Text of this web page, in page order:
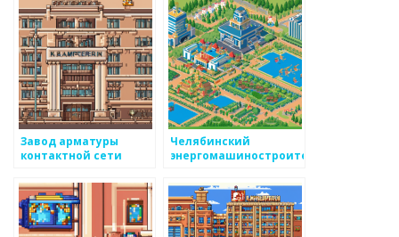
Завод арматуры
контактной сети
Челябинский
энергомашиностроительный